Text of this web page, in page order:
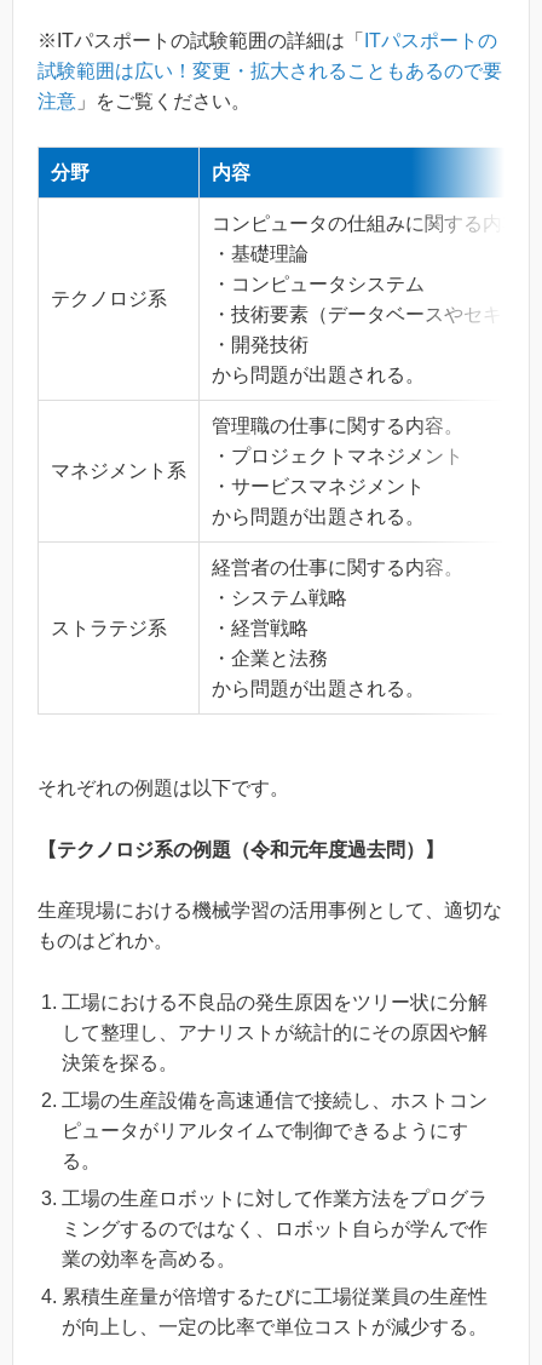
※ITパスポートの試験範囲の詳細は「 ITパスポートの
試験範囲は広い！変更・拡大されることもあるので要
注意 」をご覧ください。
分野 内容
テクノロジ系
コンピュータの仕組みに関する内容。
・基礎理論
・コンピュータシステム
・技術要素（データベースやセキュ
・開発技術
から問題が出題される。
マネジメント系
管理職の仕事に関する内容。
・プロジェクトマネジメント
・サービスマネジメント
から問題が出題される。
ストラテジ系
経営者の仕事に関する内容。
・システム戦略
・経営戦略
・企業と法務
から問題が出題される。
それぞれの例題は以下です。
【テクノロジ系の例題（令和元年度過去問）】
生産現場における機械学習の活用事例として、適切な
ものはどれか。
工場における不良品の発生原因をツリー状に分解
して整理し、アナリストが統計的にその原因や解
決策を探る。
工場の生産設備を高速通信で接続し、ホストコン
ピュータがリアルタイムで制御できるようにす
る。
工場の生産ロボットに対して作業方法をプログラ
ミングするのではなく、ロボット自らが学んで作
業の効率を高める。
累積生産量が倍増するたびに工場従業員の生産性
が向上し、一定の比率で単位コストが減少する。